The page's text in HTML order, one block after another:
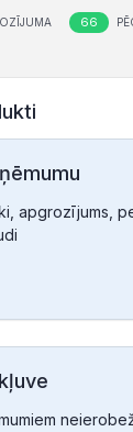
66
apgrozījums,